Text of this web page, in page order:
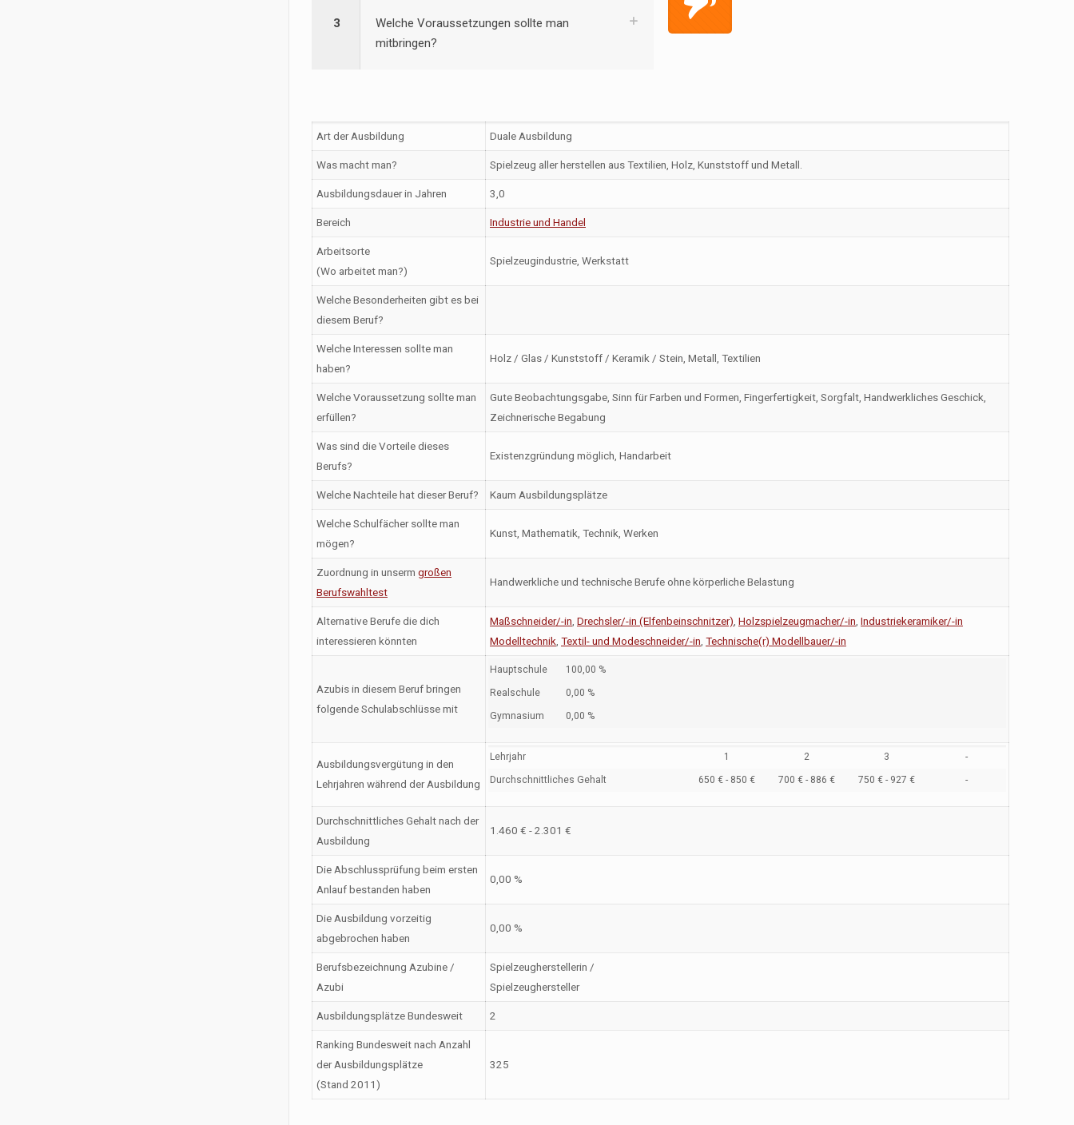
3
Welche Voraussetzungen sollte man
mitbringen?
Art der Ausbildung Duale Ausbildung
Was macht man? Spielzeug aller herstellen aus Textilien, Holz, Kunststoff und Metall.
Ausbildungsdauer in Jahren 3,0
Bereich Industrie und Handel
Arbeitsorte
(Wo arbeitet man?)
Spielzeugindustrie, Werkstatt
Welche Besonderheiten gibt es bei
diesem Beruf?
Welche Interessen sollte man
haben?
Holz / Glas / Kunststoff / Keramik / Stein, Metall, Textilien
Welche Voraussetzung sollte man
erfüllen?
Gute Beobachtungsgabe, Sinn für Farben und Formen, Fingerfertigkeit, Sorgfalt, Handwerkliches Geschick,
Zeichnerische Begabung
Was sind die Vorteile dieses
Berufs?
Existenzgründung möglich, Handarbeit
Welche Nachteile hat dieser Beruf? Kaum Ausbildungsplätze
Welche Schulfächer sollte man
mögen?
Kunst, Mathematik, Technik, Werken
Zuordnung in unserm großen
Berufswahltest
Handwerkliche und technische Berufe ohne körperliche Belastung
Alternative Berufe die dich
interessieren könnten
Maßschneider/-in Drechsler/-in (Elfenbeinschnitzer) Holzspielzeugmacher/-in Industriekeramiker/-in
Modelltechnik Textil- und Modeschneider/-in Technische(r) Modellbauer/-in
Azubis in diesem Beruf bringen
folgende Schulabschlüsse mit
Hauptschule 100,00 %
Realschule 0,00 %
Gymnasium 0,00 %
Ausbildungsvergütung in den
Lehrjahren während der Ausbildung
Lehrjahr 1 2 3 -
Durchschnittliches Gehalt 650 € - 850 € 700 € - 886 € 750 € - 927 € -
Durchschnittliches Gehalt nach der
Ausbildung
1.460 € - 2.301 €
Die Abschlussprüfung beim ersten
Anlauf bestanden haben
0,00 %
Die Ausbildung vorzeitig
abgebrochen haben
0,00 %
Berufsbezeichnung Azubine /
Azubi
Spielzeugherstellerin /
Spielzeughersteller
Ausbildungsplätze Bundesweit 2
Ranking Bundesweit nach Anzahl
der Ausbildungsplätze
(Stand 2011)
325